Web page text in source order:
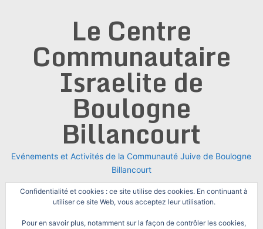
Le Centre
Communautaire
Israelite de
Boulogne
Billancourt
Evénements et Activités de la Communauté Juive de Boulogne
Billancourt
Confidentialité et cookies : ce site utilise des cookies. En continuant à
utiliser ce site Web, vous acceptez leur utilisation.
Pour en savoir plus, notamment sur la façon de contrôler les cookies,